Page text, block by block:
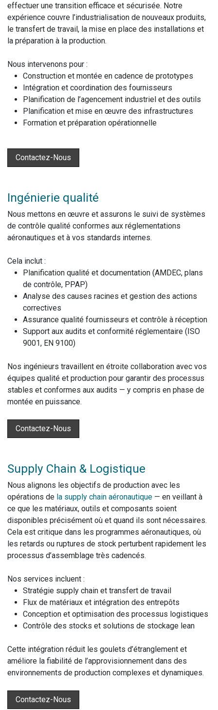
effectuer une transition efficace et sécurisée. Notre
expérience couvre l’industrialisation de nouveaux produits,
le transfert de travail, la mise en place des installations et
la préparation à la production.
Nous intervenons pour :
Construction et montée en cadence de prototypes
Intégration et coordination des fournisseurs
Planification de l’agencement industriel et des outils
Planification et mise en œuvre des infrastructures
Formation et préparation opérationnelle
Contactez-Nous
Ingénierie qualité
Nous mettons en œuvre et assurons le suivi de systèmes
de contrôle qualité conformes aux réglementations
aéronautiques et à vos standards internes.
Cela inclut :
Planification qualité et documentation (AMDEC, plans
de contrôle, PPAP)
Analyse des causes racines et gestion des actions
correctives
Assurance qualité fournisseurs et contrôle à réception
Support aux audits et conformité réglementaire (ISO
9001, EN 9100)
Nos ingénieurs travaillent en étroite collaboration avec vos
équipes qualité et production pour garantir des processus
stables et conformes aux audits — y compris en phase de
montée en puissance.
Contactez-Nous
Supply Chain & Logistique
Nous alignons les objectifs de production avec les
opérations de la supply chain aéronautique — en veillant à
ce que les matériaux, outils et composants soient
disponibles précisément où et quand ils sont nécessaires.
Cela est critique dans les programmes aéronautiques, où
les retards ou ruptures de stock perturbent rapidement les
processus d’assemblage très cadencés.
Nos services incluent :
Stratégie supply chain et transfert de travail
Flux de matériaux et intégration des entrepôts
Conception et optimisation des processus logistiques
Contrôle des stocks et solutions de stockage lean
Cette intégration réduit les goulets d’étranglement et
améliore la fiabilité de l’approvisionnement dans des
environnements de production complexes et dynamiques.
Contactez-Nous